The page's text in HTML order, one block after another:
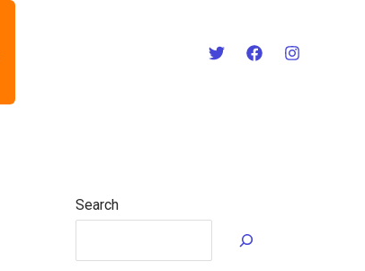
Search